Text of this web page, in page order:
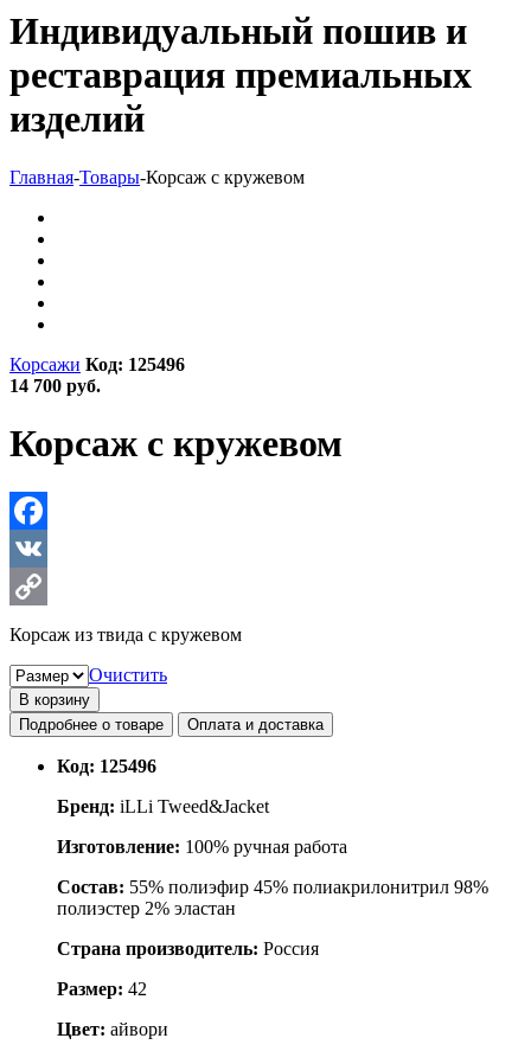
Индивидуальный пошив и
реставрация премиальных
изделий
Главная-Товары-Корсаж с кружевом
Корсажи Код: 125496
14 700 руб.
Корсаж с кружевом
Facebook
VK
Copy
Link
Корсаж из твида с кружевом
Очистить
В корзину
Подробнее о товаре
Оплата и доставка
Код: 125496
Бренд: iLLi Tweed&Jacket
Изготовление: 100% ручная работа
Состав: 55% полиэфир 45% полиакрилонитрил 98%
полиэстер 2% эластан
Страна производитель: Россия
Размер: 42
Цвет: айвори